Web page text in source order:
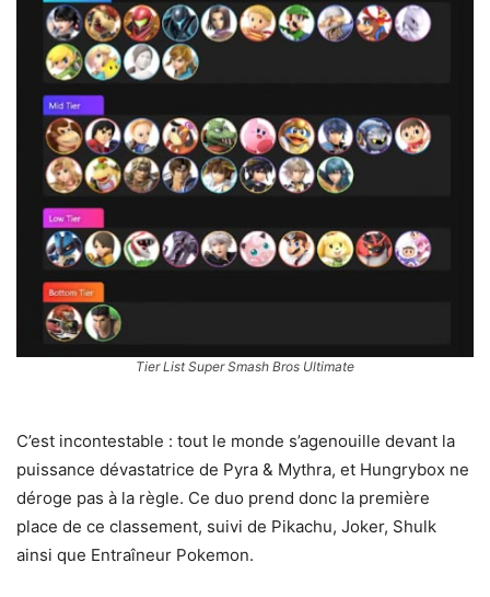
Tier List Super Smash Bros Ultimate
C’est incontestable : tout le monde s’agenouille devant la
puissance dévastatrice de Pyra & Mythra, et Hungrybox ne
déroge pas à la règle. Ce duo prend donc la première
place de ce classement, suivi de Pikachu, Joker, Shulk
ainsi que Entraîneur Pokemon.